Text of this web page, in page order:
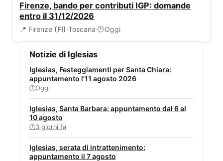
Firenze, bando per contributi IGP: domande
entro il 31/12/2026
📍 Firenze (FI)·Toscana·🕒Oggi
Notizie di Iglesias
Iglesias, Festeggiamenti per Santa Chiara:
appuntamento l’11 agosto 2026
🕒Oggi
Iglesias, Santa Barbara: appuntamento dal 6 al
10 agosto
🕒3 giorni fa
Iglesias, serata di intrattenimento:
appuntamento il 7 agosto